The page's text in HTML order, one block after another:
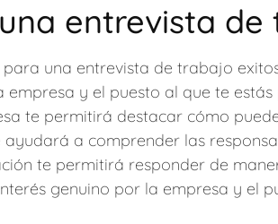
entrevista
una entrevista de trabajo
y el puesto al que te
te permitirá destacar cómo
a comprender las
te permitirá responder de
genuino por la empresa y el